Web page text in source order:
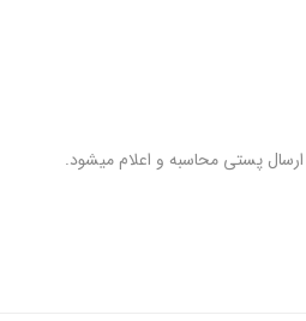
پستی محاسبه و اعلام میشود.